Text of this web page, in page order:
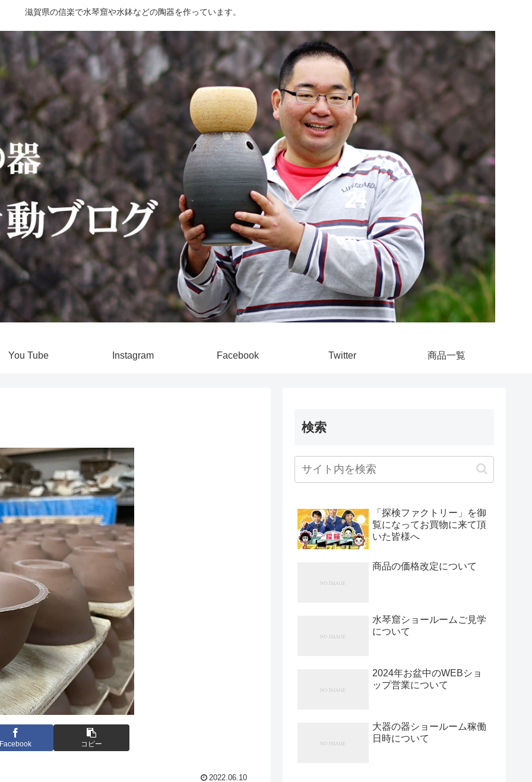
滋賀県の信楽で水琴窟や水鉢などの陶器を作っています。
You Tube Instagram Facebook Twitter 商品一覧
Facebook コピー
2022.06.10
検索
「探検ファクトリー」を御
覧になってお買物に来て頂
いた皆様へ
商品の価格改定について
水琴窟ショールームご見学
について
2024年お盆中のWEBショ
ップ営業について
大器の器ショールーム稼働
日時について